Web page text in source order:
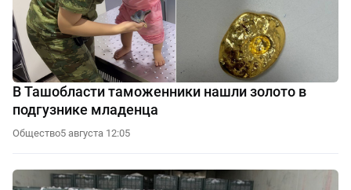
В Ташобласти таможенники нашли золото в
подгузнике младенца
Общество5 августа 12:05